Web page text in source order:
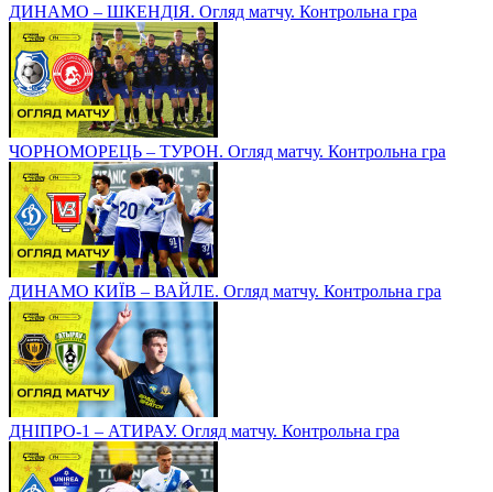
ДИНАМО – ШКЕНДІЯ. Огляд матчу. Контрольна гра
ЧОРНОМОРЕЦЬ – ТУРОН. Огляд матчу. Контрольна гра
ДИНАМО КИЇВ – ВАЙЛЕ. Огляд матчу. Контрольна гра
ДНІПРО-1 – АТИРАУ. Огляд матчу. Контрольна гра